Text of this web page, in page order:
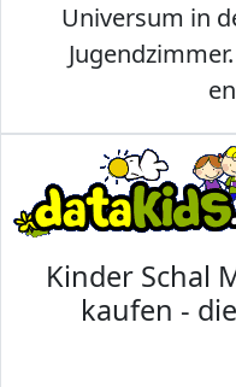
Universum in
Kinder Schal
kaufen -